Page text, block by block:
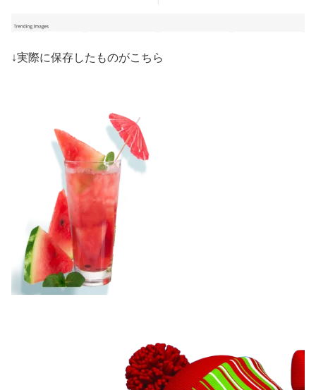
↓実際に保存したものがこちら